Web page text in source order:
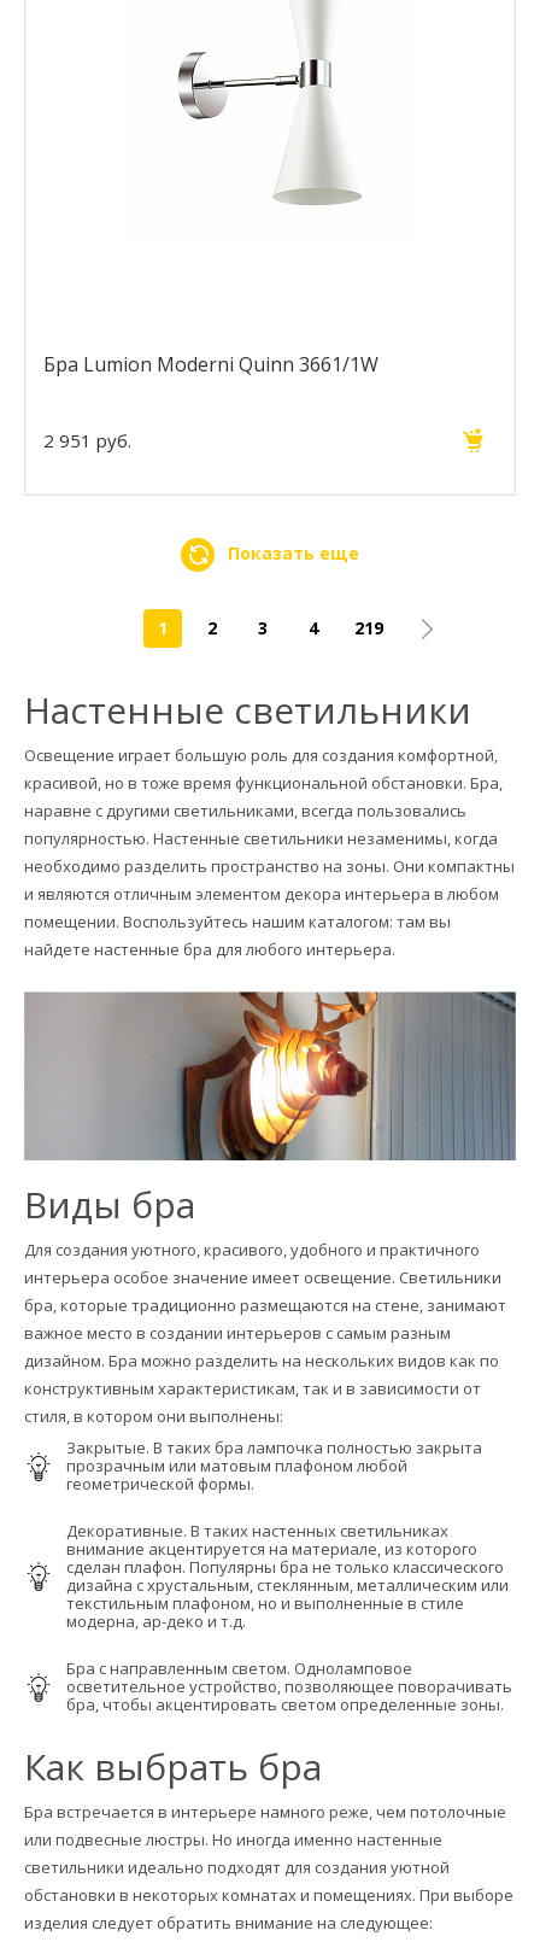
Бра Lumion Moderni Quinn 3661/1W
2 951 руб.
Показать еще
1 2 3 4 219
Настенные светильники
Освещение играет большую роль для создания комфортной,
красивой, но в тоже время функциональной обстановки. Бра,
наравне с другими светильниками, всегда пользовались
популярностью. Настенные светильники незаменимы, когда
необходимо разделить пространство на зоны. Они компактны
и являются отличным элементом декора интерьера в любом
помещении. Воспользуйтесь нашим каталогом: там вы
найдете настенные бра для любого интерьера.
Виды бра
Для создания уютного, красивого, удобного и практичного
интерьера особое значение имеет освещение. Светильники
бра, которые традиционно размещаются на стене, занимают
важное место в создании интерьеров с самым разным
дизайном. Бра можно разделить на нескольких видов как по
конструктивным характеристикам, так и в зависимости от
стиля, в котором они выполнены:
Закрытые. В таких бра лампочка полностью закрыта
прозрачным или матовым плафоном любой
геометрической формы.
Декоративные. В таких настенных светильниках
внимание акцентируется на материале, из которого
сделан плафон. Популярны бра не только классического
дизайна с хрустальным, стеклянным, металлическим или
текстильным плафоном, но и выполненные в стиле
модерна, ар-деко и т.д.
Бра с направленным светом. Одноламповое
осветительное устройство, позволяющее поворачивать
бра, чтобы акцентировать светом определенные зоны.
Как выбрать бра
Бра встречается в интерьере намного реже, чем потолочные
или подвесные люстры. Но иногда именно настенные
светильники идеально подходят для создания уютной
обстановки в некоторых комнатах и помещениях. При выборе
изделия следует обратить внимание на следующее: